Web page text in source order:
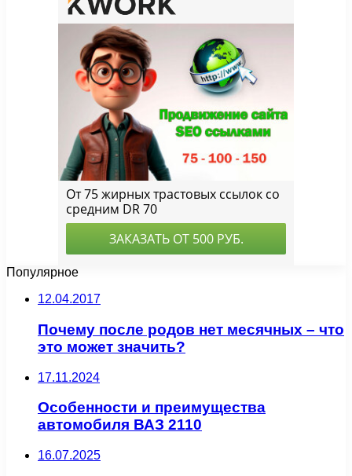
Популярное
12.04.2017
Почему после родов нет месячных – что
это может значить?
17.11.2024
Особенности и преимущества
автомобиля ВАЗ 2110
16.07.2025